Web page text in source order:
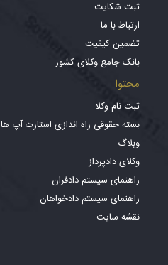
ثبت شکایت
ارتباط با ما
تضمین کیفیت
بانک جامع وکلای کشور
محتوا
ثبت نام وکلا
بسته حقوقی راه اندازی استارت آپ ها
وبلاگ
وکلای دادپرداز
راهنمای سیستم دادفران
راهنمای سیستم دادخواهان
نقشه سایت